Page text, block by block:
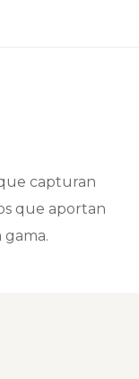
capturan
que aportan